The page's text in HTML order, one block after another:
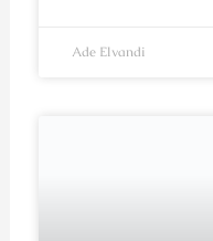
Ade Elvandi